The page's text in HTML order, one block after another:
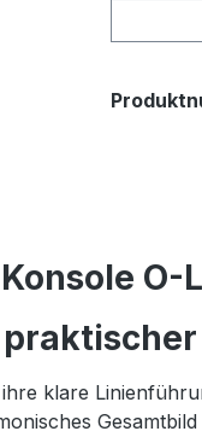
klare